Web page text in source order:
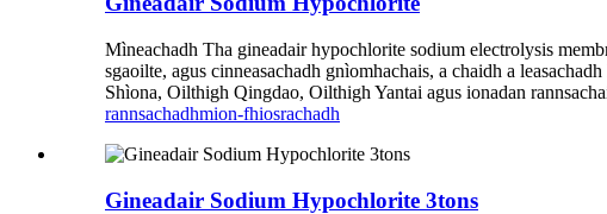
Mìneachadh Tha gineadair hypochlorite sodium electrolysis
sgaoilte, agus cinneasachadh gnìomhachais, a chaidh a
Shìona, Oilthigh Qingdao, Oilthigh Yantai agus ionadan
rannsachadhmion-fhiosrachadh
Gineadair Sodium Hypochlorite 3tons